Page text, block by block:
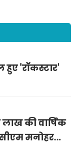
'रॉकस्टार'
की वार्षिक
मनोहर